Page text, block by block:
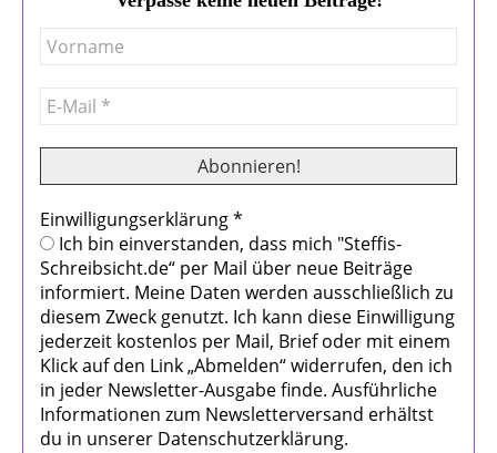
Einwilligungserklärung*
Ich bin einverstanden, dass mich "Steffis-
Schreibsicht.de“ per Mail über neue Beiträge
informiert. Meine Daten werden ausschließlich zu
diesem Zweck genutzt. Ich kann diese Einwilligung
jederzeit kostenlos per Mail, Brief oder mit einem
Klick auf den Link „Abmelden“ widerrufen, den ich
in jeder Newsletter-Ausgabe finde. Ausführliche
Informationen zum Newsletterversand erhältst
du in unserer Datenschutzerklärung.